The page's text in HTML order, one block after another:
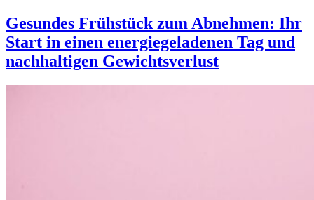
Gesundes Frühstück zum Abnehmen: Ihr
Start in einen energiegeladenen Tag und
nachhaltigen Gewichtsverlust